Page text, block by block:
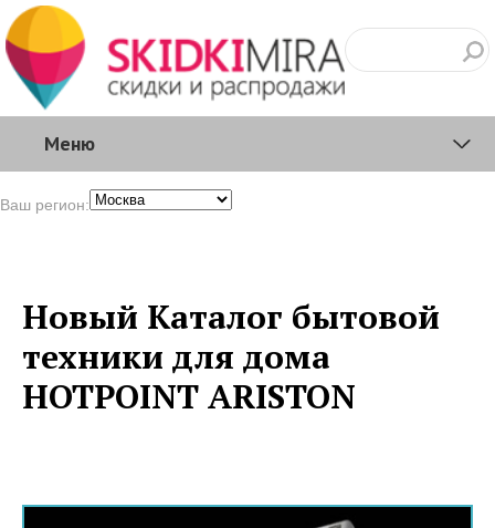
Меню
Ваш регион:
Новый Каталог бытовой
техники для дома
HOTPOINT ARISTON